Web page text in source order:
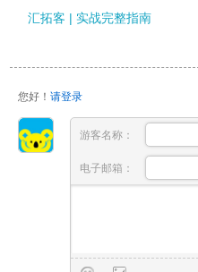
汇拓客 | 实战完整指南
您好！ 请登录
游客名称：
电子邮箱：